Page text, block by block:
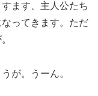
ます、主人公たち
ってきます。ただ
が。うーん。